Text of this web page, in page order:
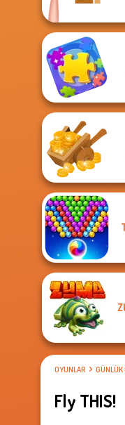
OYUNLAR GÜNLÜK
Fly THIS!